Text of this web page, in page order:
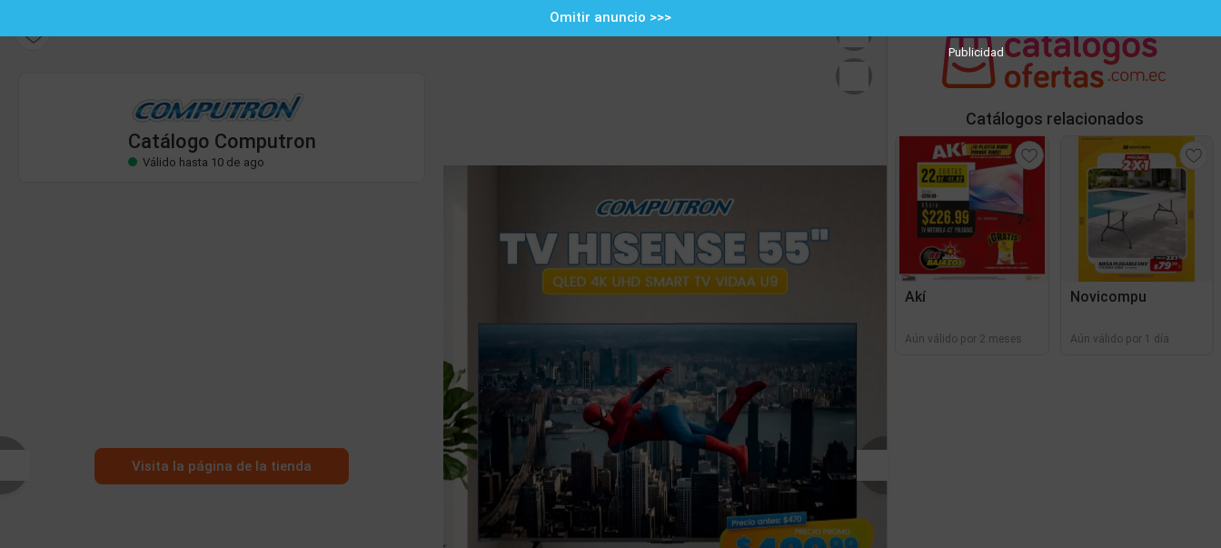
Válido hasta 10 de ago
Publicidad
Omitir anuncio >>>
Catálogo Computron
Válido hasta 10 de ago
Visita la página de la tienda
Catálogos relacionados
Akí
Aún válido por 2 meses
Novicompu
Aún válido por 1 día